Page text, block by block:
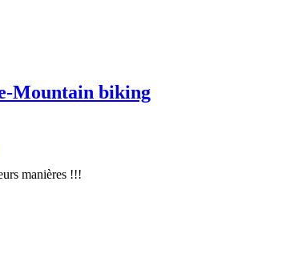
Mountain biking
manières !!!